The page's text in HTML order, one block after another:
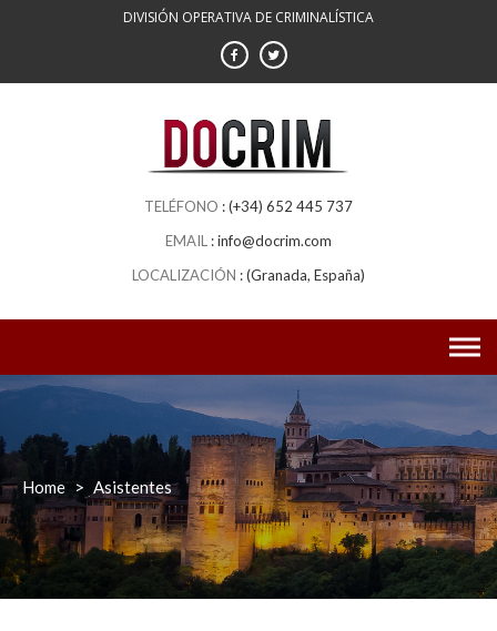
DIVISIÓN OPERATIVA DE CRIMINALÍSTICA
(+34) 652 445 737
info@docrim.com
(Granada, España)
Home > Asistentes